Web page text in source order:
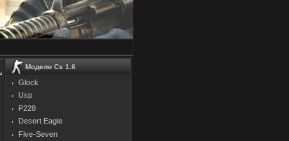
Модели Cs 1.6
Glock
Usp
P228
Desert Eagle
Five-Seven